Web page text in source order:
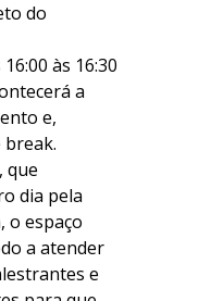
do
às 16:30
a
e,
que
dia pela
o espaço
a atender
e